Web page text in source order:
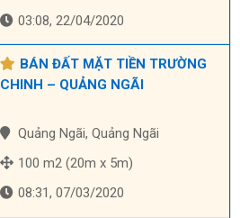
03:08, 22/04/2020
BÁN ĐẤT MẶT TIỀN TRƯỜNG
CHINH – QUẢNG NGÃI
Quảng Ngãi, Quảng Ngãi
100 m2 (20m x 5m)
08:31, 07/03/2020